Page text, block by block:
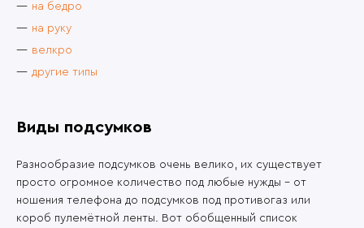
на бедро
на руку
велкро
другие типы
Виды подсумков
Разнообразие подсумков очень велико, их существует
просто огромное количество под любые нужды – от
ношения телефона до подсумков под противогаз или
короб пулемётной ленты. Вот обобщенный список